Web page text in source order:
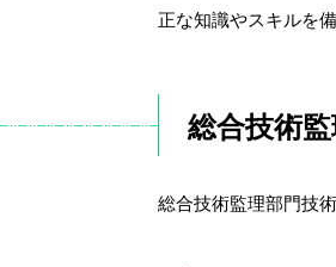
正な知識やスキルを
総合技術
総合技術監理部門技